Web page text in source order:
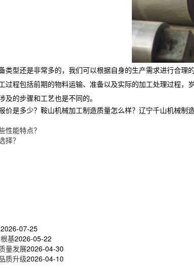
类型还是非常多的，我们可以根据自身的生产需求进行合
过程包括前期的物料运输、准备以及实际的加工处理过程
的步骤和工艺也是不同的。
价是多少？鞍山机械加工制造质量怎么样？辽宁千山机械
性能特点？
择？
2026-07-25
基2026-05-22
量发展2026-04-30
质升级2026-04-10